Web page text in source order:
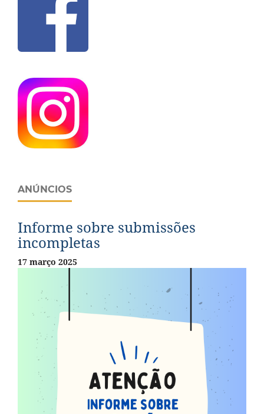
ANÚNCIOS
Informe sobre submissões
incompletas
17 março 2025